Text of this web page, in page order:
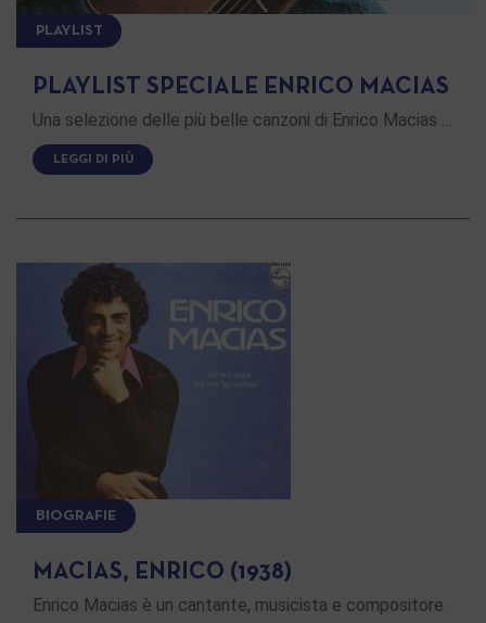
PLAYLIST
PLAYLIST SPECIALE ENRICO MACIAS
Una selezione delle più belle canzoni di Enrico Macias …
LEGGI DI PIÙ
BIOGRAFIE
MACIAS, ENRICO (1938)
Enrico Macias è un cantante, musicista e compositore